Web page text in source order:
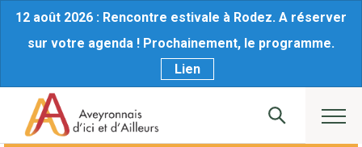
12 août 2026 : Rencontre estivale à Rodez. A réserver
sur votre agenda ! Prochainement, le programme.
Lien